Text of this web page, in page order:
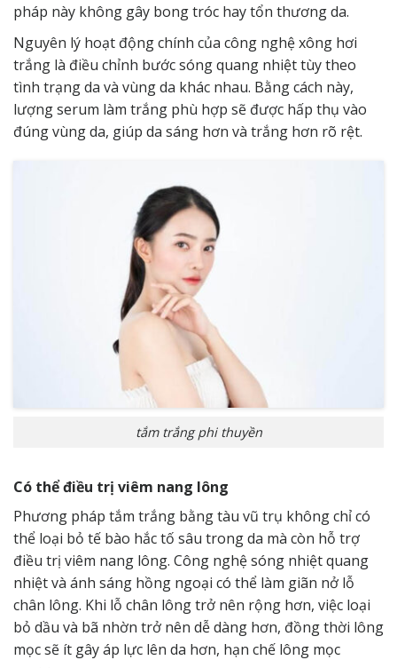
pháp này không gây bong tróc hay tổn thương da.
Nguyên lý hoạt động chính của công nghệ xông hơi
trắng là điều chỉnh bước sóng quang nhiệt tùy theo
tình trạng da và vùng da khác nhau. Bằng cách này,
lượng serum làm trắng phù hợp sẽ được hấp thụ vào
đúng vùng da, giúp da sáng hơn và trắng hơn rõ rệt.
tắm trắng phi thuyền
Có thể điều trị viêm nang lông
Phương pháp tắm trắng bằng tàu vũ trụ không chỉ có
thể loại bỏ tế bào hắc tố sâu trong da mà còn hỗ trợ
điều trị viêm nang lông. Công nghệ sóng nhiệt quang
nhiệt và ánh sáng hồng ngoại có thể làm giãn nở lỗ
chân lông. Khi lỗ chân lông trở nên rộng hơn, việc loại
bỏ dầu và bã nhờn trở nên dễ dàng hơn, đồng thời lông
mọc sẽ ít gây áp lực lên da hơn, hạn chế lông mọc